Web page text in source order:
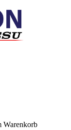
Warenkorb